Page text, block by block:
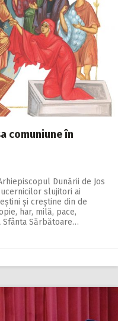
comuniune în
Dunării de Jos
slujitori ai
și creștine din de
har, milă, pace,
Sfânta Sărbătoare…